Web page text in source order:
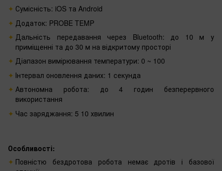
Сумісність: iOS та Android
Додаток: PROBE TEMP
Дальність передавання через Bluetooth: до 10 м у
приміщенні та до 30 м на відкритому просторі
Діапазон вимірювання температури: 0 ~ 100
Інтервал оновлення даних: 1 секунда
Автономна робота: до 4 годин безперервного
використання
Час заряджання: 5 10 хвилин
Особливості:
Повністю бездротова робота немає дротів і базової